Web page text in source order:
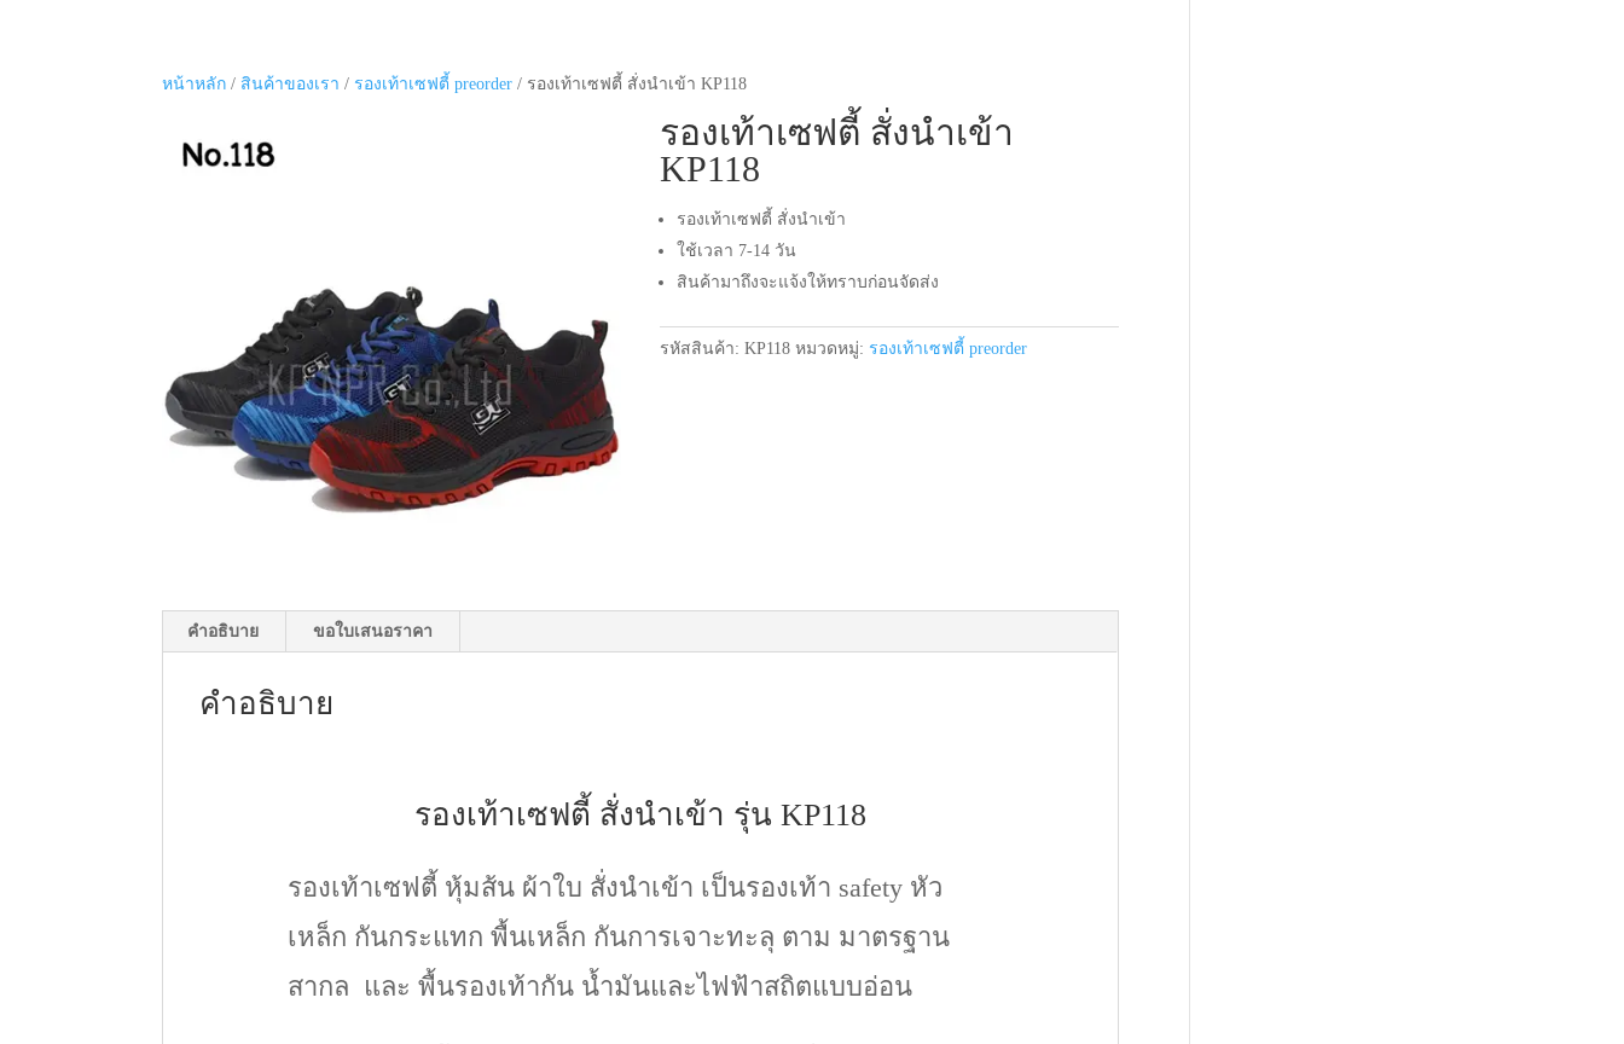
หน้าหลัก / สินค้าของเรา / รองเท้าเซฟตี้ preorder / รองเท้าเซฟตี้ สั่งนำเข้า KP118
รองเท้าเซฟตี้ สั่งนำเข้า
KP118
รองเท้าเซฟตี้ สั่งนำเข้า
ใช้เวลา 7-14 วัน
สินค้ามาถึงจะแจ้งให้ทราบก่อนจัดส่ง
รหัสสินค้า:KP118 หมวดหมู่: รองเท้าเซฟตี้ preorder
คำอธิบาย ขอใบเสนอราคา
คำอธิบาย
รองเท้าเซฟตี้ สั่งนำเข้า รุ่น KP118
รองเท้าเซฟตี้ หุ้มส้น ผ้าใบ สั่งนำเข้า เป็นรองเท้า safety หัว
เหล็ก กันกระแทก พื้นเหล็ก กันการเจาะทะลุ ตาม มาตรฐาน
สากล และ พื้นรองเท้ากัน น้ำมันและไฟฟ้าสถิตแบบอ่อน